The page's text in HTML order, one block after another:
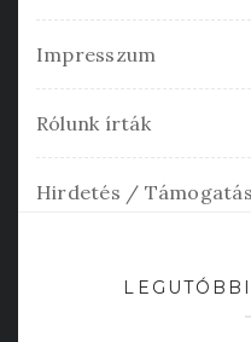
Impresszum
Rólunk írták
Hirdetés / Támogatás